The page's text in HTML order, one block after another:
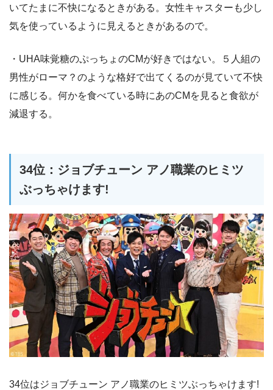
いてたまに不快になるときがある。女性キャスターも少し
気を使っているように見えるときがあるので。
・UHA味覚糖のぷっちょのCMが好きではない。５人組の
男性がローマ？のような格好で出てくるのが見ていて不快
に感じる。何かを食べている時にあのCMを見ると食欲が
減退する。
34位：ジョブチューン アノ職業のヒミツ
ぶっちゃけます!
34位はジョブチューン アノ職業のヒミツぶっちゃけます!